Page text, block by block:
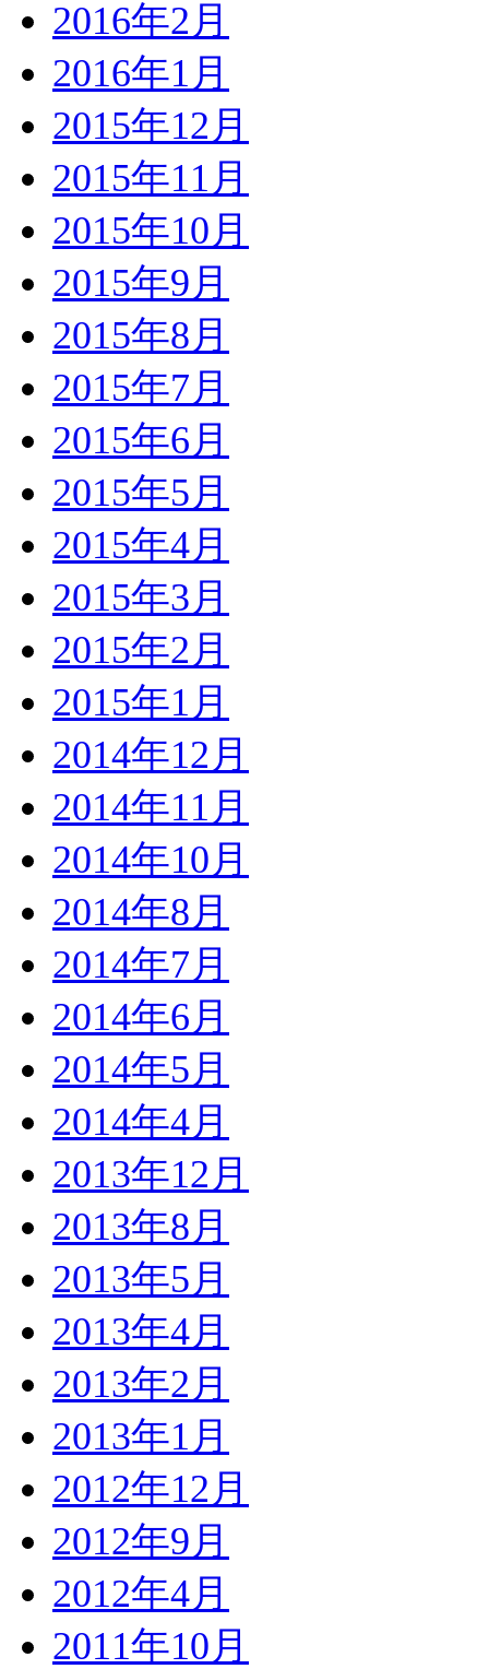
2016年2月
2016年1月
2015年12月
2015年11月
2015年10月
2015年9月
2015年8月
2015年7月
2015年6月
2015年5月
2015年4月
2015年3月
2015年2月
2015年1月
2014年12月
2014年11月
2014年10月
2014年8月
2014年7月
2014年6月
2014年5月
2014年4月
2013年12月
2013年8月
2013年5月
2013年4月
2013年2月
2013年1月
2012年12月
2012年9月
2012年4月
2011年10月